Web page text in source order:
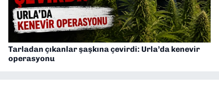
Tarladan çıkanlar şaşkına çevirdi: Urla’da kenevir
operasyonu